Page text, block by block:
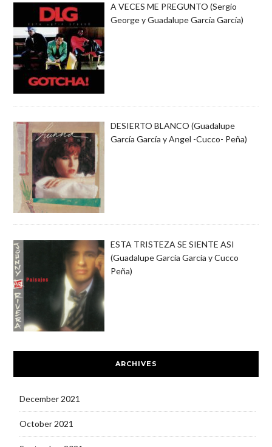
A VECES ME PREGUNTO (Sergio
George y Guadalupe García García)
DESIERTO BLANCO (Guadalupe
García García y Angel -Cucco- Peña)
ESTA TRISTEZA SE SIENTE ASI
(Guadalupe García García y Cucco
Peña)
ARCHIVES
December 2021
October 2021